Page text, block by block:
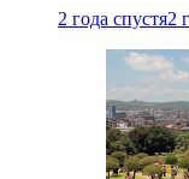
2 года спустя2